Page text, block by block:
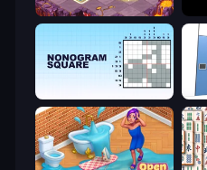
Mergest Kingdom